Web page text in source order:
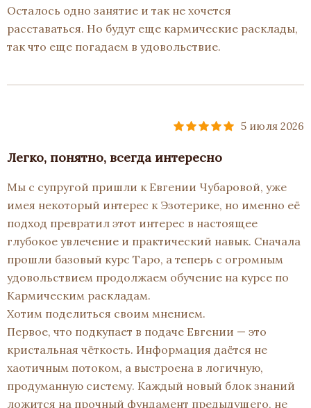
Осталось одно занятие и так не хочется
расставаться. Но будут еще кармические расклады,
так что еще погадаем в удовольствие.
5 июля 2026
Легко, понятно, всегда интересно
Мы с супругой пришли к Евгении Чубаровой, уже
имея некоторый интерес к Эзотерике, но именно её
подход превратил этот интерес в настоящее
глубокое увлечение и практический навык. Сначала
прошли базовый курс Таро, а теперь с огромным
удовольствием продолжаем обучение на курсе по
Кармическим раскладам.
Хотим поделиться своим мнением.
Первое, что подкупает в подаче Евгении — это
кристальная чёткость. Информация даётся не
хаотичным потоком, а выстроена в логичную,
продуманную систему. Каждый новый блок знаний
ложится на прочный фундамент предыдущего, не